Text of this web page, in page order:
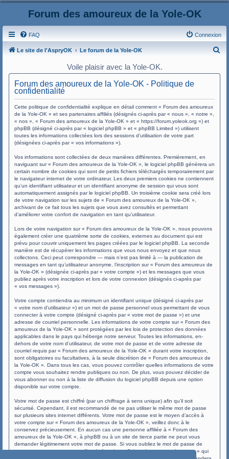
Forum des amoureux de la Yole-OK
FAQ Connexion
Le site de l'AspryOK Le forum de la Yole-OK
Voile plaisir avec la Yole-OK.
Forum des amoureux de la Yole-OK - Politique de
confidentialité
Cette politique de confidentialité explique en détail comment « Forum des amoureux
de la Yole-OK » et ses partenaires affiliés (désignés ci-après par « nous », « notre »,
« nos », « Forum des amoureux de la Yole-OK » et « https://forum.yoleok.org ») et
phpBB (désigné ci-après par « logiciel phpBB » et « phpBB Limited ») utilisent
toutes les informations collectées lors des sessions d’utilisation de votre part
(désignées ci-après par « vos informations »).
Vos informations sont collectées de deux manières différentes. Premièrement, en
naviguant sur « Forum des amoureux de la Yole-OK », le logiciel phpBB génèrera un
certain nombre de cookies qui sont de petits fichiers téléchargés temporairement par
le navigateur internet de votre ordinateur. Les deux premiers cookies ne contiennent
qu’un identifiant utilisateur et un identifiant anonyme de session qui vous sont
automatiquement assignés par le logiciel phpBB. Un troisième cookie sera créé lors
de votre navigation sur les sujets de « Forum des amoureux de la Yole-OK »,
archivant de ce fait tous les sujets que vous avez consultés et permettant
d’améliorer votre confort de navigation en tant qu’utilisateur.
Lors de votre navigation sur « Forum des amoureux de la Yole-OK », nous pouvons
également créer une quatrième sorte de cookies, externes au document qui est
prévu pour couvrir uniquement les pages créées par le logiciel phpBB. La seconde
manière est de récupérer les informations que vous nous envoyez et que nous
collectons. Ceci peut correspondre — mais n’est pas limité à — la publication de
messages en tant qu’utilisateur anonyme, l’inscription sur « Forum des amoureux de
la Yole-OK » (désignée ci-après par « votre compte ») et les messages que vous
publiez après votre inscription et lors de votre connexion (désignés ci-après par
« vos messages »).
Votre compte contiendra au minimum un identifiant unique (désigné ci-après par
« votre nom d’utilisateur ») et un mot de passe personnel vous permettant de vous
connecter à votre compte (désigné ci-après par « votre mot de passe ») et une
adresse de courriel personnelle. Les informations de votre compte sur « Forum des
amoureux de la Yole-OK » sont protégées par les lois de protection des données
applicables dans le pays qui héberge notre serveur. Toutes les informations, en-
dehors de votre nom d’utilisateur, de votre mot de passe et de votre adresse de
courriel requis par « Forum des amoureux de la Yole-OK » durant votre inscription,
sont obligatoires ou facultatives, à la seule discrétion de « Forum des amoureux de
la Yole-OK ». Dans tous les cas, vous pouvez contrôler quelles informations de votre
compte vous souhaitez rendre publiques ou non. De plus, vous pouvez décider de
vous abonner ou non à la liste de diffusion du logiciel phpBB depuis une option
disponible sur votre compte.
Votre mot de passe est chiffré (par un chiffrage à sens unique) afin qu’il soit
sécurisé. Cependant, il est recommandé de ne pas utiliser le même mot de passe
sur plusieurs sites internet différents. Votre mot de passe est le moyen d’accès à
votre compte sur « Forum des amoureux de la Yole-OK », veillez donc à le
conservez précieusement. En aucun cas une personne affiliée à « Forum des
amoureux de la Yole-OK », à phpBB ou à un site de tierce partie ne peut vous
demander légitimement votre mot de passe. Si vous oubliez le mot de passe de
votre compte, vous pouvez utiliser la fonction « J’ai perdu mon mot de passe » qui